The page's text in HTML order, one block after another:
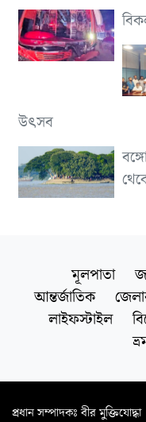
উৎসব
মূলপাতা
আন্তর্জাতিক
লাইফস্টাইল
প্রধান সম্পাদকঃ বীর মুক্তিযোদ্ধা